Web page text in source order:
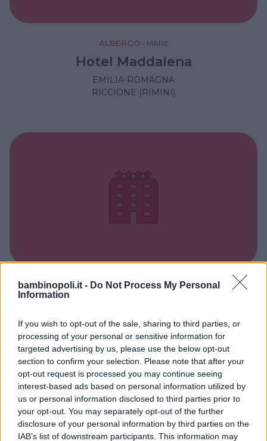
bambinopoli.it - Do Not Process My Personal
Information
If you wish to opt-out of the sale, sharing to third parties, or
processing of your personal or sensitive information for
targeted advertising by us, please use the below opt-out
section to confirm your selection. Please note that after your
opt-out request is processed you may continue seeing
interest-based ads based on personal information utilized by
us or personal information disclosed to third parties prior to
your opt-out. You may separately opt-out of the further
disclosure of your personal information by third parties on the
IAB’s list of downstream participants. This information may
ALBERGO • MARE
Hotel Maddalena
EMILIA-ROMAGNA
RICCIONE (RIMINI)
RESIDENCE • MONTAGNA
TRENTINO-ALTO ADIGE
RIO DI PUSTERIA (BOLZANO)